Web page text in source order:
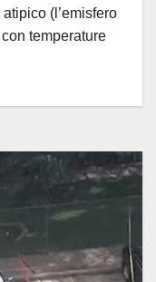
(l’emisfero
temperature